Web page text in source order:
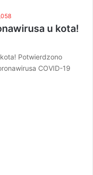
u kota!
Potwierdzono
COVID-19